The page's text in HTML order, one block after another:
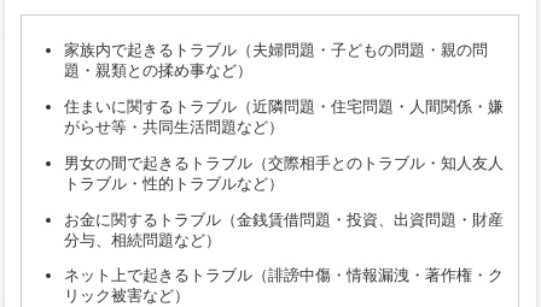
家族内で起きるトラブル（夫婦問題・子どもの問題・親の問
題・親類との揉め事など）
住まいに関するトラブル（近隣問題・住宅問題・人間関係・嫌
がらせ等・共同生活問題など）
男女の間で起きるトラブル（交際相手とのトラブル・知人友人
トラブル・性的トラブルなど）
お金に関するトラブル（金銭賃借問題・投資、出資問題・財産
分与、相続問題など）
ネット上で起きるトラブル（誹謗中傷・情報漏洩・著作権・ク
リック被害など）